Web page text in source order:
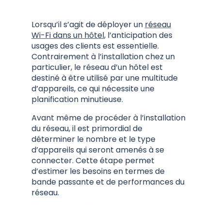
Lorsqu’il s’agit de déployer un réseau
Wi-Fi dans un hôtel, l’anticipation des
usages des clients est essentielle.
Contrairement à l’installation chez un
particulier, le réseau d’un hôtel est
destiné à être utilisé par une multitude
d’appareils, ce qui nécessite une
planification minutieuse.
Avant même de procéder à l’installation
du réseau, il est primordial de
déterminer le nombre et le type
d’appareils qui seront amenés à se
connecter. Cette étape permet
d’estimer les besoins en termes de
bande passante et de performances du
réseau.